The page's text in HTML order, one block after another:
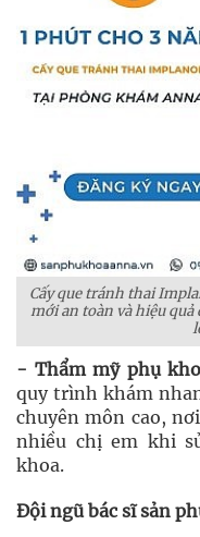
Cấy que tránh thai
mới an toàn và hiệu
- Thẩm mỹ phụ
quy trình khám
chuyên môn cao,
nhiều chị em khi
khoa.
Đội ngũ bác sĩ sản